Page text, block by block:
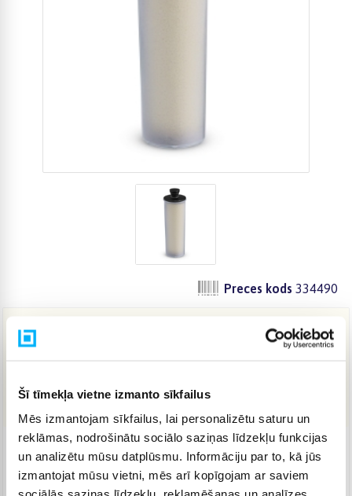
Šī tīmekļa vietne izmanto sīkfailus
Mēs izmantojam sīkfailus, lai personalizētu saturu un
reklāmas, nodrošinātu sociālo saziņas līdzekļu funkcijas
un analizētu mūsu datplūsmu. Informāciju par to, kā jūs
izmantojat mūsu vietni, mēs arī kopīgojam ar saviem
Preces kods 334490
12,99 €
IELIKT GROZĀ
Piegāde: 1-2 d.d.
Noliktavā